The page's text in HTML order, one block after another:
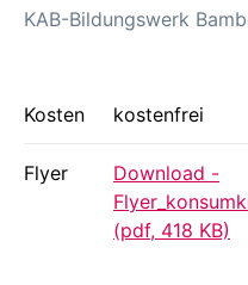
KAB-Bildungswerk
Kosten kostenfrei
Flyer
Download -
(pdf, 418 KB)